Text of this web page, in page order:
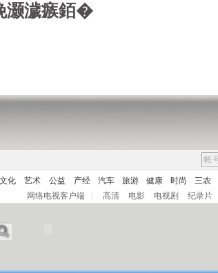
灏濊瘯銆�
文化 艺术 公益 产经 汽车 旅游 健康 时尚 三农
网络电视客户端 | 高清 电影 电视剧 纪录片